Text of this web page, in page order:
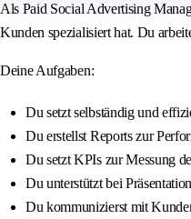
Als Paid Social Advertising
Kunden spezialisiert hat. Du
Deine Aufgaben:
Du setzt selbständig und
Du erstellst Reports zur
Du setzt KPIs zur Messung
Du unterstützt bei
Du kommunizierst mit